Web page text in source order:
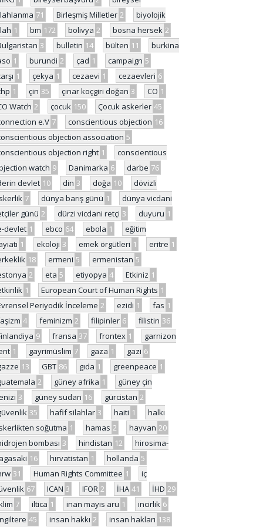
71 Birleşmiş Milletler 2
biyolojik
1 bm 172 bolivya 2 bosna hersek 2
3 bulletin 14 bülten 11
burkina
1 burundi 2 çad 1 campaign 5
1 çekya 1 cezaevi 1 cezaevleri 6
1 çin 35 çınar koçgiri doğan 3 CO 1
Watch 2 çocuk 150 Çocuk askerler 45
e.V 7 conscientious objection 16
objection association 5
objection right 1
conscientious
watch 9 Danimarka 6 darbe 76
devlet 10 din 3 doğa 10
dövizli
7 dünya barış günü 1
dünya vicdani
günü 2 dürzi vicdani retçi 3 duyuru 1
devlet 1 ebco 64 ebola 1
eğitim
1 ekoloji 3 emek örgütleri 1 eritre 1
18 ermeni 5 ermenistan 5
2 eta 5 etiyopya 4 Etkiniz 1
1 European Court of Human Rights 1
Periyodik İnceleme 2 ezidi 1 fas 1
4 feminizm 2 filipinler 6 filistin 36
9 fransa 37 frontex 1
garnizon
1 gayrimüslim 7 gaza 1 gazi 6
13 GBT 86 gıda 1 greenpeace 1
2 güney afrika 1
güney çin
3 güney sudan 16 gürcistan 2
35 hafif silahlar 3 haiti 1
halkı
soğutma 1 hamas 2 hayvan 20
bombası 3 hindistan 12
hirosima-
16 hırvatistan 1 hollanda 5
31 Human Rights Committee 1
iç
67 ICAN 3 IFOR 2 İHA 41 İHD 29
7 iltica 1 inan mayıs aru 1 incirlik 6
45 insan hakkı 2 insan hakları 138